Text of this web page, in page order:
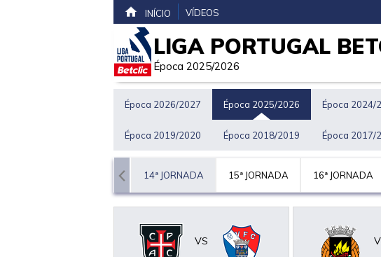
INÍCIO VÍDEOS
LIGA PORTUGAL
Época 2025/2026
Época 2026/2027 Época 2025/2026 Época 2024/
Época 2019/2020 Época 2018/2019 Época 2017/
14ª JORNADA 15ª JORNADA 16ª JORNADA
VS